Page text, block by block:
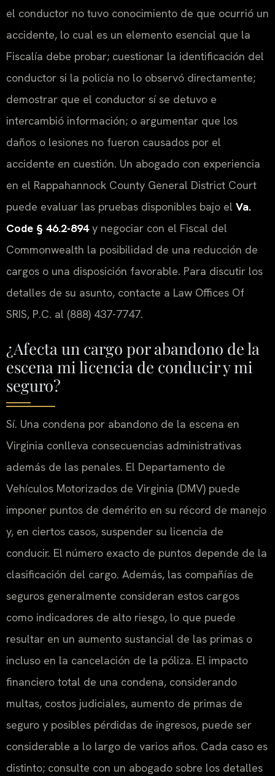
el conductor no tuvo conocimiento de que ocurrió un
accidente, lo cual es un elemento esencial que la
Fiscalía debe probar; cuestionar la identificación del
conductor si la policía no lo observó directamente;
demostrar que el conductor sí se detuvo e
intercambió información; o argumentar que los
daños o lesiones no fueron causados por el
accidente en cuestión. Un abogado con experiencia
en el Rappahannock County General District Court
puede evaluar las pruebas disponibles bajo el Va.
Code § 46.2-894y negociar con el Fiscal del
Commonwealth la posibilidad de una reducción de
cargos o una disposición favorable. Para discutir los
detalles de su asunto, contacte a Law Offices Of
SRIS, P.C. al (888) 437-7747.
¿Afecta un cargo por abandono de la
escena mi licencia de conducir y mi
seguro?
Sí. Una condena por abandono de la escena en
Virginia conlleva consecuencias administrativas
además de las penales. El Departamento de
Vehículos Motorizados de Virginia (DMV) puede
imponer puntos de demérito en su récord de manejo
y, en ciertos casos, suspender su licencia de
conducir. El número exacto de puntos depende de la
clasificación del cargo. Además, las compañías de
seguros generalmente consideran estos cargos
como indicadores de alto riesgo, lo que puede
resultar en un aumento sustancial de las primas o
incluso en la cancelación de la póliza. El impacto
financiero total de una condena, considerando
multas, costos judiciales, aumento de primas de
seguro y posibles pérdidas de ingresos, puede ser
considerable a lo largo de varios años. Cada caso es
distinto; consulte con un abogado sobre los detalles